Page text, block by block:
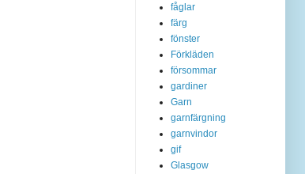
fåglar
färg
fönster
Förkläden
försommar
gardiner
Garn
garnfärgning
garnvindor
gif
Glasgow